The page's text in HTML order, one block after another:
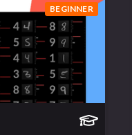
BEGINNER